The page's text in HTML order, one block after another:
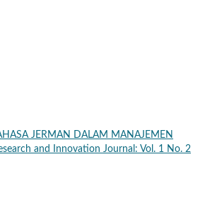
JERMAN DALAM MANAJEMEN
and Innovation Journal: Vol. 1 No. 2